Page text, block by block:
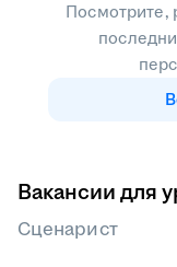
Посмотрите,
Вакансии для
Сценарист